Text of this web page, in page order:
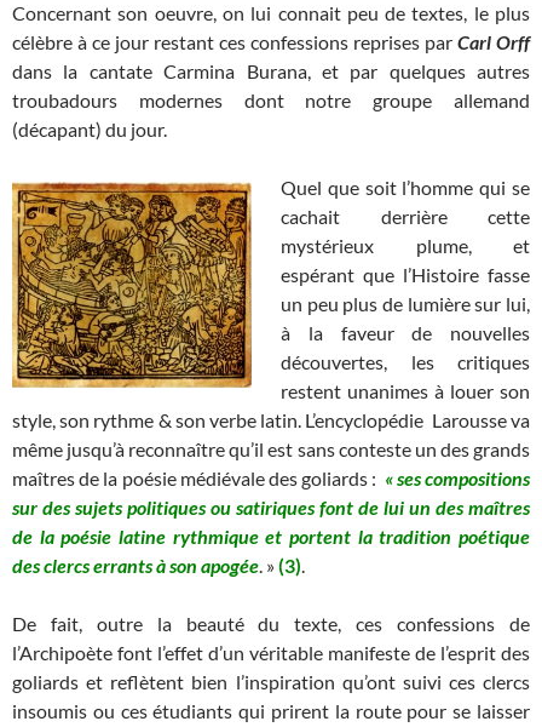
Concernant son oeuvre, on lui connait peu de textes, le plus
célèbre à ce jour restant ces confessions reprises par Carl Orff
dans la cantate Carmina Burana, et par quelques autres
troubadours modernes dont notre groupe allemand
(décapant) du jour.
Quel que soit l’homme qui se
cachait derrière cette
mystérieux plume, et
espérant que l’Histoire fasse
un peu plus de lumière sur lui,
à la faveur de nouvelles
découvertes, les critiques
restent unanimes à louer son
style, son rythme & son verbe latin. L’encyclopédie Larousse va
même jusqu’à reconnaître qu’il est sans conteste un des grands
maîtres de la poésie médiévale des goliards : « ses compositions
sur des sujets politiques ou satiriquesfont de lui un des maîtres
de la poésie latine rythmique et portent la tradition poétique
des clercs errants à son apogée. »(3).
De fait, outre la beauté du texte, ces confessions de
l’Archipoète font l’effet d’un véritable manifeste de l’esprit des
goliards et reflètent bien l’inspiration qu’ont suivi ces clercs
insoumis ou ces étudiants qui prirent la route pour se laisser